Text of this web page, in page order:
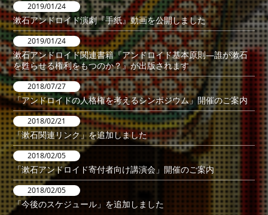
2019/01/24
漱石アンドロイド演劇『手紙』動画を公開しました
2019/01/24
漱石アンドロイド関連書籍『アンドロイド基本原則―誰が漱石
を甦らせる権利をもつのか？』が出版されます
2018/07/27
「アンドロイドの人格権を考えるシンポジウム」開催のご案内
2018/02/21
「漱石関連リンク」を追加しました
2018/02/05
「漱石アンドロイド寄付者向け講演会」開催のご案内
2018/02/05
「今後のスケジュール」を追加しました